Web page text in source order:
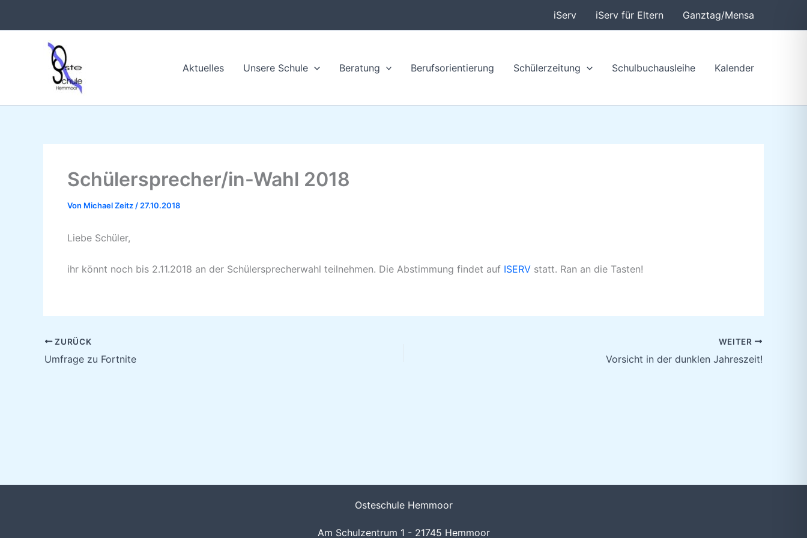
iServ iServ für Eltern Ganztag/Mensa
Aktuelles Unsere Schule Beratung Berufsorientierung Schülerzeitung Schulbuchausleihe Kalender
Schülersprecher/in-Wahl 2018
Von Michael Zeitz / 27.10.2018
Liebe Schüler,
ihr könnt noch bis 2.11.2018 an der Schülersprecherwahl teilnehmen. Die Abstimmung findet auf ISERV statt. Ran an die Tasten!
ZURÜCK
Umfrage zu Fortnite
WEITER
Vorsicht in der dunklen Jahreszeit!
Osteschule Hemmoor
Am Schulzentrum 1 - 21745 Hemmoor